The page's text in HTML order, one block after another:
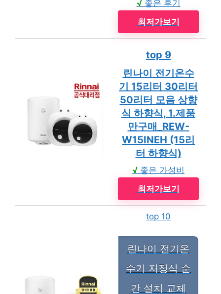
√좋은 후기
최저가보기
top 9
린나이 전기온수
기 15리터 30리터
50리터 모음 상향
식 하향식, 1.제품
만구매_REW-
W15INEH (15리
터 하향식)
√ 좋은 가성비
최저가보기
top 10
린나이 전기온
수기 저정식 순
간 설치 교체